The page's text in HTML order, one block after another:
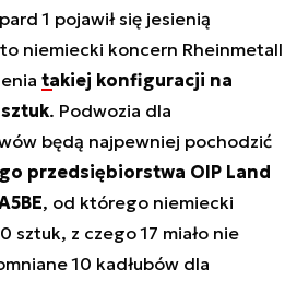
1 pojawił się jesienią
niemiecki koncern Rheinmetall
takiej konfiguracji na
. Podwozia dla
będą najpewniej pochodzić
przedsiębiorstwa OIP Land
, od którego niemiecki
sztuk, z czego 17 miało nie
10 kadłubów dla